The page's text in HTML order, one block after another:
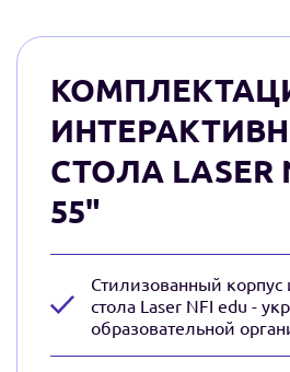
СТОЛА LASER
55"
Стилизованный корпус
стола Laser NFI edu -
образовательной